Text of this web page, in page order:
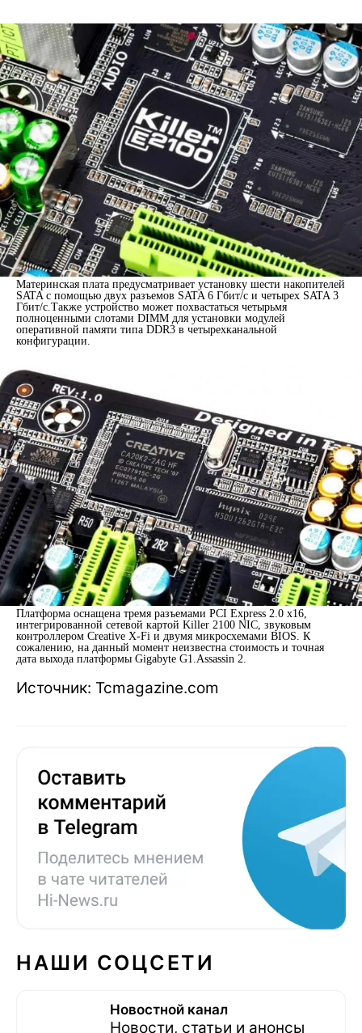
Материнская плата предусматривает установку шести накопителей
SATA с помощью двух разъемов SATA 6 Гбит/с и четырех SATA 3
Гбит/с.Также устройство может похвастаться четырьмя
полноценными слотами DIMM для установки модулей
оперативной памяти типа DDR3 в четырехканальной
конфигурации.
Платформа оснащена тремя разъемами PCI Express 2.0 x16,
интегрированной сетевой картой Killer 2100 NIC, звуковым
контроллером Creative X-Fi и двумя микросхемами BIOS. К
сожалению, на данный момент неизвестна стоимость и точная
дата выхода платформы Gigabyte G1.Assassin 2.
Источник: Tcmagazine.com
НАШИ СОЦСЕТИ
Новостной канал
Новости, статьи и анонсы